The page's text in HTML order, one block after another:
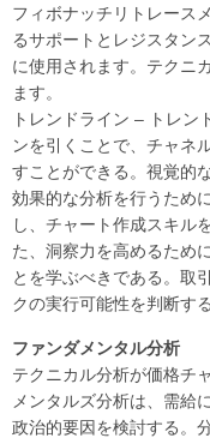
フィボナッチリトレース
るサポートとレジスタン
に使用されます。テクニ
ます。
トレンドライン – トレン
ンを引くことで、チャネ
すことができる。視覚的
効果的な分析を行うため
し、チャート作成スキル
た、洞察力を高めるため
とを学ぶべきである。取
クの実行可能性を判断す
ファンダメンタル分析
テクニカル分析が価格チ
メンタルズ分析は、需給
政治的要因を検討する。